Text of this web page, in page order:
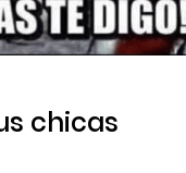
chicas